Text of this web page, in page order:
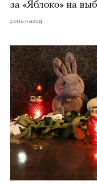
за «Яблоко» на
день назад